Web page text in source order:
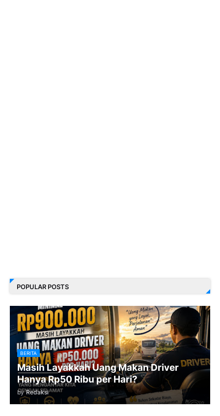
POPULAR POSTS
BERITA
Masih Layakkah Uang Makan Driver
Hanya Rp50 Ribu per Hari?
by Redaksi